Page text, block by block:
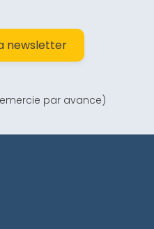
newsletter
par avance)